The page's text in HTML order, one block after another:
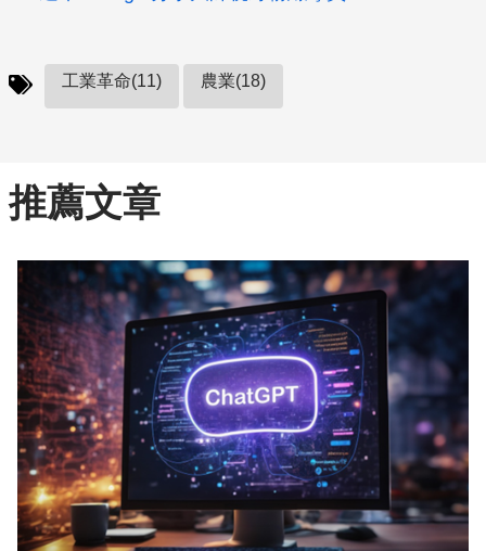
工業革命(11) 農業(18)
推薦文章